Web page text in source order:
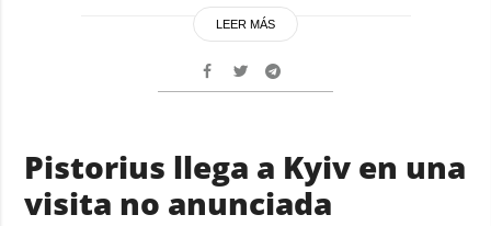
LEER MÁS
Pistorius llega a Kyiv en una
visita no anunciada